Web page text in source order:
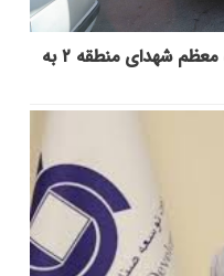
بدرقه کاروان خانواده معظم شهدای منطقه ۲ به